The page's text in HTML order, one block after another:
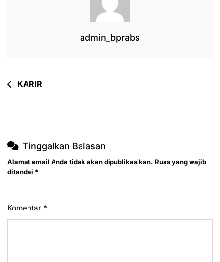
admin_bprabs
Navigasi
KARIR
Tinggalkan Balasan
Alamat email Anda tidak akan dipublikasikan. Ruas yang wajib
ditandai *
Komentar *